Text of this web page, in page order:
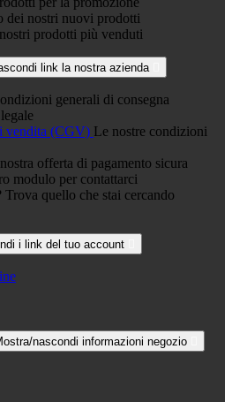
dei nostri nuovi prodotti
prodotti più venduti
link la nostra azienda
generali di consegna
vendita (CGV) Le nostre condizioni
offerta di pagamento sicura
modulo per contattarci
Trova quello che stai cercando
i link del tuo account
nascondi informazioni negozio